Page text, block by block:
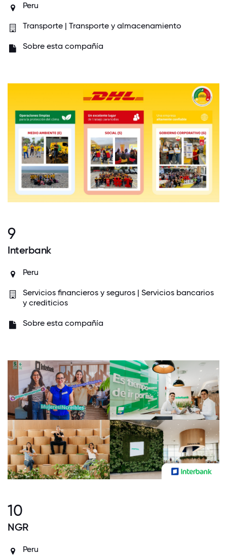
Peru
Transporte | Transporte y almacenamiento
Sobre esta compañía
9
Interbank
Peru
Servicios financieros y seguros | Servicios bancarios
y crediticios
Sobre esta compañía
10
NGR
Peru